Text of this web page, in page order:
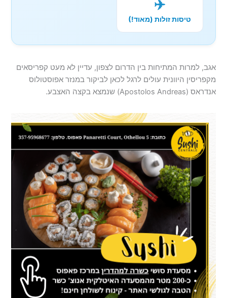
✈️
טיסות זולות (מאוד!)
אגב, למרות המתיחות בין הדרום לצפון, עדיין לא מעט קפריסאים
מקפריסין היוונית עולים לרגל לכאן לביקור במנזר אפוסטולוס
אנדראס (Apostolos Andreas) שנמצא בקצה האצבע.